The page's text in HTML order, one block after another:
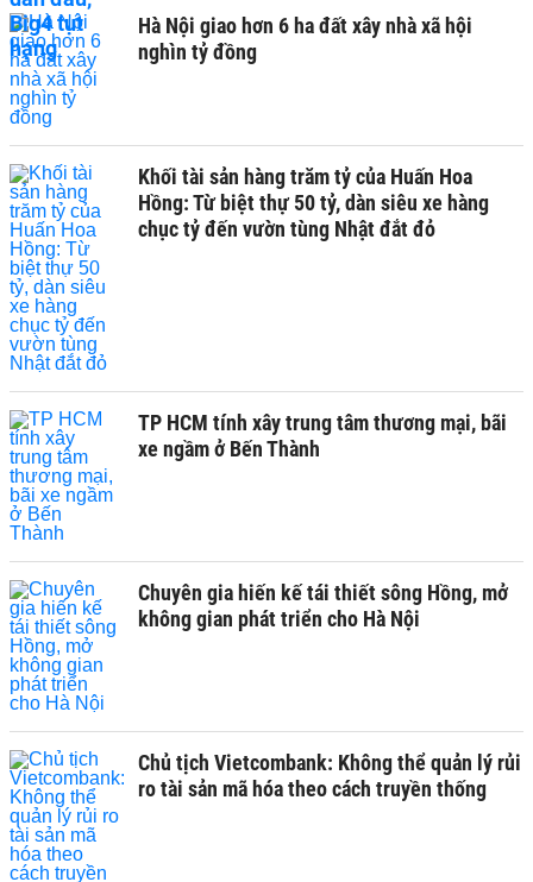
Hà Nội giao hơn 6 ha đất xây nhà xã hội
nghìn tỷ đồng
Khối tài sản hàng trăm tỷ của Huấn Hoa
Hồng: Từ biệt thự 50 tỷ, dàn siêu xe hàng
chục tỷ đến vườn tùng Nhật đắt đỏ
TP HCM tính xây trung tâm thương mại, bãi
xe ngầm ở Bến Thành
Chuyên gia hiến kế tái thiết sông Hồng, mở
không gian phát triển cho Hà Nội
Chủ tịch Vietcombank: Không thể quản lý rủi
ro tài sản mã hóa theo cách truyền thống